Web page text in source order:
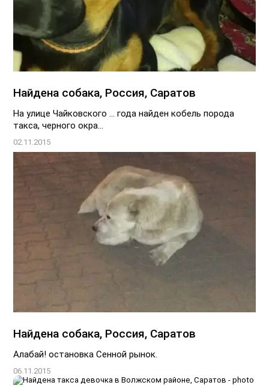
Найдена собака, Россия, Саратов
На улице Чайковского ... года найден кобель порода
такса, черного окра...
02.11.2015
Найдена собака, Россия, Саратов
Алабай! остановка Сенной рынок.
06.11.2015